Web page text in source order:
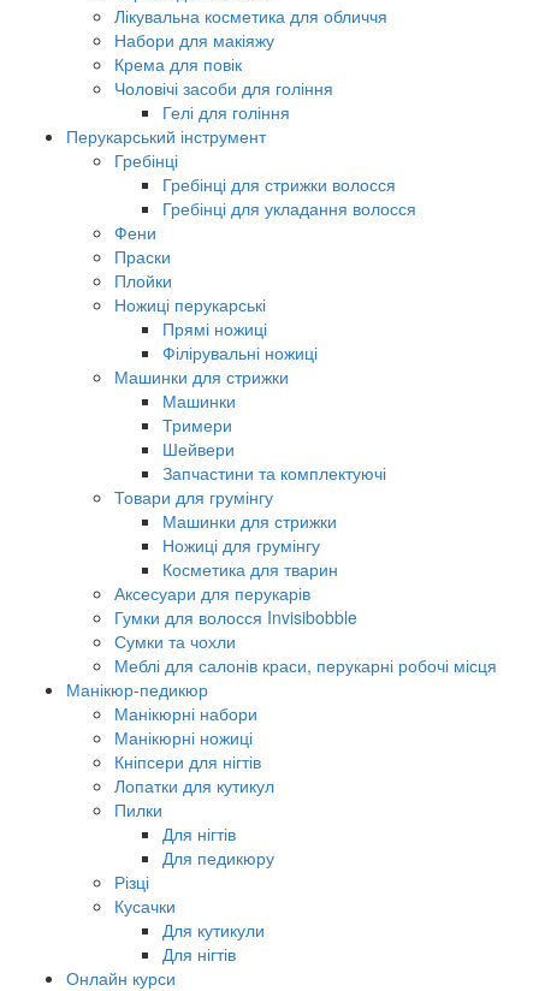
Лікувальна косметика для обличчя
Набори для макіяжу
Крема для повік
Чоловічі засоби для гоління
Гелі для гоління
Перукарський інструмент
Гребінці
Гребінці для стрижки волосся
Гребінці для укладання волосся
Фени
Праски
Плойки
Ножиці перукарські
Прямі ножиці
Філірувальні ножиці
Машинки для стрижки
Машинки
Тримери
Шейвери
Запчастини та комплектуючі
Товари для грумінгу
Машинки для стрижки
Ножиці для грумінгу
Косметика для тварин
Аксесуари для перукарів
Гумки для волосся Invisibobble
Сумки та чохли
Меблі для салонів краси, перукарні робочі місця
Манікюр-педикюр
Манікюрні набори
Манікюрні ножиці
Кніпсери для нігтів
Лопатки для кутикул
Пилки
Для нігтів
Для педикюру
Різці
Кусачки
Для кутикули
Для нігтів
Онлайн курси